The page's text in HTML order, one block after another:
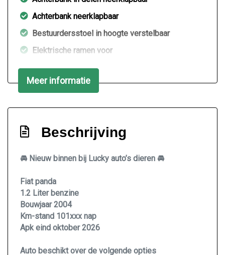
Achterbank neerklapbaar
Bestuurdersstoel in hoogte verstelbaar
Elektrische ramen voor
Hoofdsteunen achter
Stuur verstelbaar
Infotainment
Radio-cd/mp3 speler
Stuur multifunctioneel
Meer informatie
Beschrijving
🚘 Nieuw binnen bij Lucky auto’s dieren 🚘
Fiat panda
1.2 Liter benzine
Bouwjaar 2004
Km-stand 101xxx nap
Apk eind oktober 2026
Auto beschikt over de volgende opties